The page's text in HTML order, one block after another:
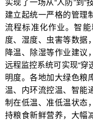
建立起统一严格的管理
流程标准化作业。智
度、湿度、虫害等数据
降温、除湿等作业建议
远程监控系统可实现“穿
明度。各地加大绿色粮
温、内环流控温、智能
制在低温、准低温状态
持粮食新鲜营养，大幅